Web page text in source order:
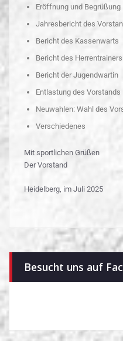
Eröffnung und Begrüßung
Jahresbericht des
Bericht des Kassenwarts
Bericht des Herrentrainers
Bericht der Jugendwartin
Entlastung des Vorstands
Neuwahlen: Wahl des
Verschiedenes
Mit sportlichen Grüßen
Der Vorstand
Heidelberg, im Juli 2025
Besucht uns auf